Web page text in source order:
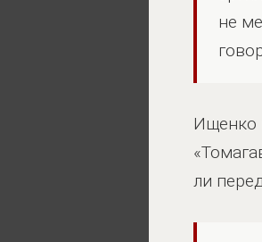
не
Ищенко
ли